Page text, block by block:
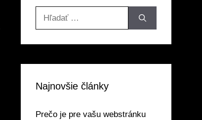
Najnovšie články
Prečo je pre vašu webstránku